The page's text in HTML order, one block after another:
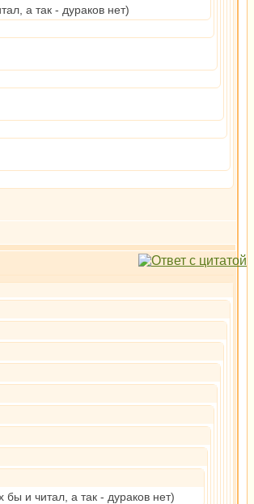
а так - дураков нет)
и читал, а так - дураков нет)